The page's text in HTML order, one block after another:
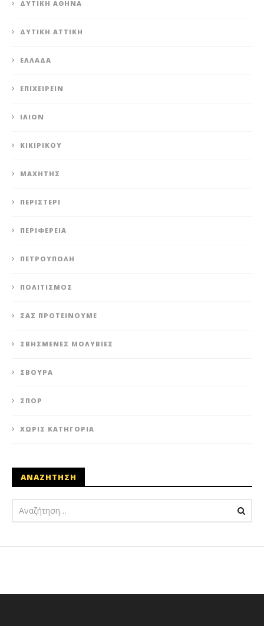
ΔΥΤΙΚΉ ΑΘΉΝΑ
ΔΥΤΙΚΉ ΑΤΤΙΚΉ
ΕΛΛΆΔΑ
ΕΠΙΧΕΙΡΕΊΝ
ΊΛΙΟΝ
ΚΙΚΙΡΙΚΟΥ
ΜΑΧΗΤΗΣ
ΠΕΡΙΣΤΈΡΙ
ΠΕΡΙΦΈΡΕΙΑ
ΠΕΤΡΟΎΠΟΛΗ
ΠΟΛΙΤΙΣΜΌΣ
ΣΑΣ ΠΡΟΤΕΊΝΟΥΜΕ
ΣΒΗΣΜΈΝΕΣ ΜΟΛΥΒΙΈΣ
ΣΒΟΎΡΑ
ΣΠΟΡ
ΧΩΡΊΣ ΚΑΤΗΓΟΡΊΑ
ΑΝΑΖΗΤΗΣΗ